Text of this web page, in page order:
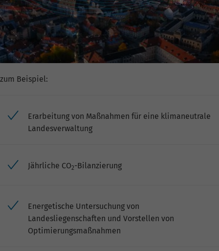
zum Beispiel:
Erarbeitung von Maßnahmen für eine klimaneutrale
Landesverwaltung
Jährliche CO2-Bilanzierung
Energetische Untersuchung von
Landesliegenschaften und Vorstellen von
Optimierungsmaßnahmen